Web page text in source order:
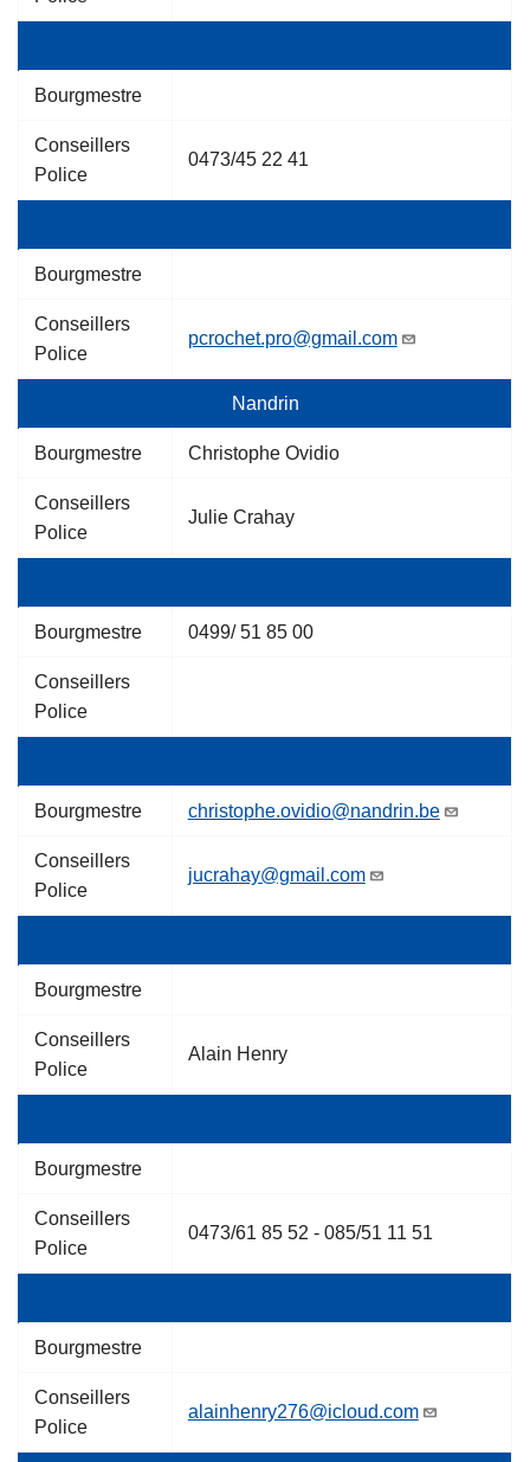
Bourgmestre
Conseillers
Police
0473/45 22 41
Bourgmestre
Conseillers
Police
pcrochet.pro@gmail.com
Nandrin
Bourgmestre Christophe Ovidio
Conseillers
Police
Julie Crahay
Bourgmestre 0499/ 51 85 00
Conseillers
Police
Bourgmestre christophe.ovidio@nandrin.be
Conseillers
Police
jucrahay@gmail.com
Bourgmestre
Conseillers
Police
Alain Henry
Bourgmestre
Conseillers
Police
0473/61 85 52 - 085/51 11 51
Bourgmestre
Conseillers
Police
alainhenry276@icloud.com